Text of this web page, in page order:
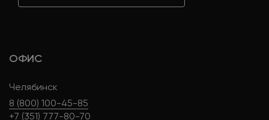
ОФИС
Челябинск
8 (800) 100-45-85
+7 (351) 777-80-70